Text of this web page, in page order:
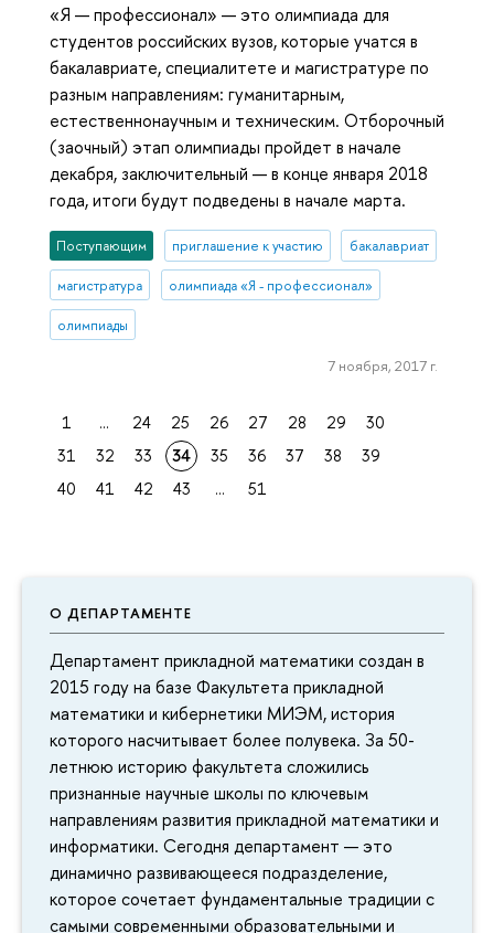
О ДЕПАРТАМЕНТЕ
Департамент прикладной математики создан в
2015 году на базе Факультета прикладной
математики и кибернетики МИЭМ, история
которого насчитывает более полувека. За 50-
летнюю историю факультета сложились
признанные научные школы по ключевым
направлениям развития прикладной математики и
информатики. Сегодня департамент — это
динамично развивающееся подразделение,
которое сочетает фундаментальные традиции с
самыми современными образовательными и
«Я — профессионал» — это олимпиада для
студентов российских вузов, которые учатся в
бакалавриате, специалитете и магистратуре по
разным направлениям: гуманитарным,
естественнонаучным и техническим. Отборочный
(заочный) этап олимпиады пройдет в начале
декабря, заключительный — в конце января 2018
года, итоги будут подведены в начале марта.
Поступающим приглашение к участию бакалавриат
магистратура олимпиада «Я - профессионал»
олимпиады
7 ноября, 2017 г.
1 ... 24 25 26 27 28 29
30
31
32 33 34 35 36 37 38
39
40
41 42 43 ... 51